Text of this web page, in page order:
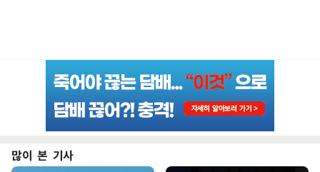
많이 본 기사